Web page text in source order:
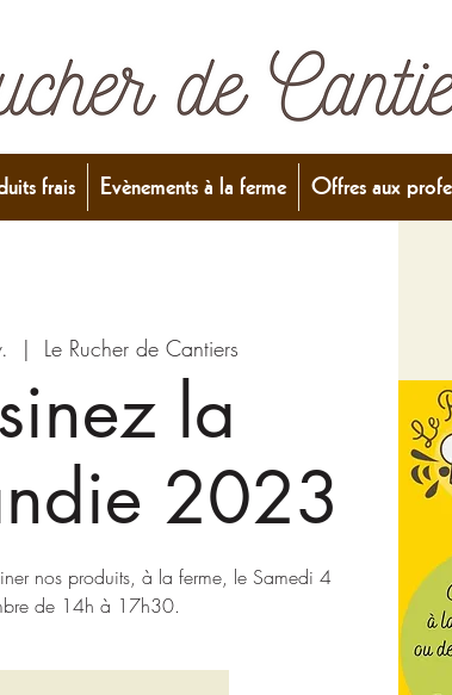
frais Evènements à la ferme Offres aux
  |
Le Rucher de Cantiers
la
2023
nos produits, à la ferme, le Samedi 4
de 14h à 17h30.